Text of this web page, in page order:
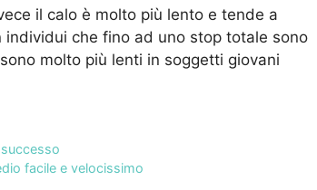
il calo è molto più lento e tende a
individui che fino ad uno stop totale sono
molto più lenti in soggetti giovani
facile e velocissimo